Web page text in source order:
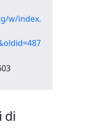
w/index.
di